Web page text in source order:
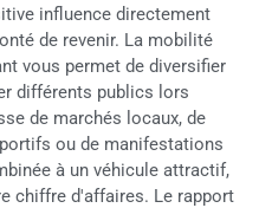
influence directement
de revenir. La mobilité
vous permet de diversifier
différents publics lors
de marchés locaux, de
ou de manifestations
à un véhicule attractif,
chiffre d'affaires. Le rapport